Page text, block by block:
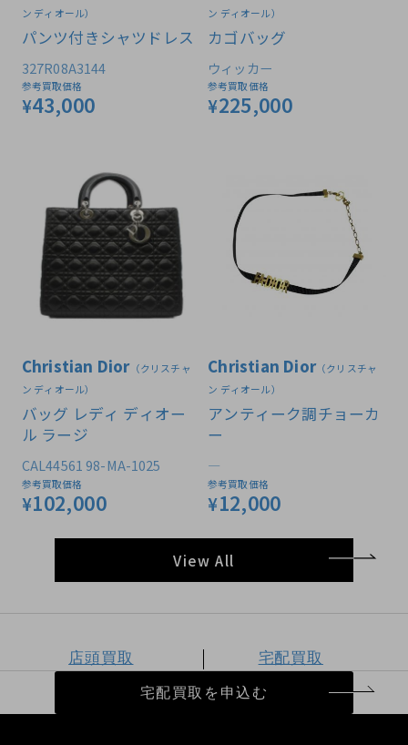
ン ディオール）
パンツ付きシャツドレス
327R08A3144
参考買取価格
¥43,000
ン ディオール）
カゴバッグ
ウィッカー
参考買取価格
¥225,000
Christian Dior（クリスチャ
ン ディオール）
バッグ レディ ディオー
ル ラージ
CAL44561 98-MA-1025
参考買取価格
¥102,000
Christian Dior（クリスチャ
ン ディオール）
アンティーク調チョーカ
ー
―
参考買取価格
¥12,000
View All
店頭買取 宅配買取
宅配買取を申込む